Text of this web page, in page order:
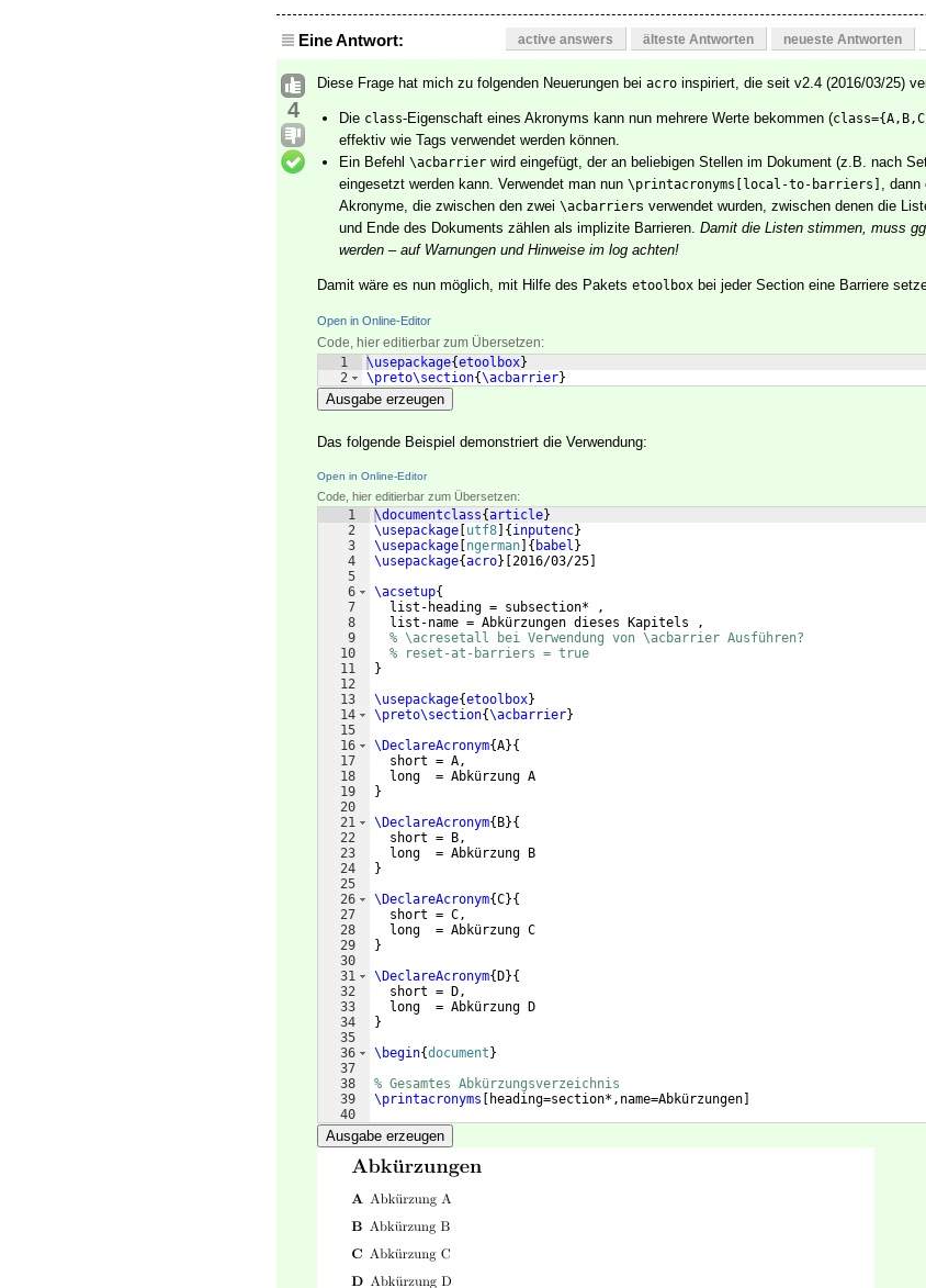
Eine Antwort: active answers älteste Antworten neueste Antworten
4
Diese Frage hat mich zu folgenden Neuerungen bei acro inspiriert, die seit v2.4 (2016/03/25)
Die class-Eigenschaft eines Akronyms kann nun mehrere Werte bekommen (
effektiv wie Tags verwendet werden können.
Ein Befehl \acbarrier wird eingefügt, der an beliebigen Stellen im Dokument (z.B. nach
eingesetzt werden kann. Verwendet man nun \printacronyms[local-to-barriers] , dann
Akronyme, die zwischen den zwei \acbarriers verwendet wurden, zwischen denen die
und Ende des Dokuments zählen als implizite Barrieren. Damit die Listen stimmen, muss
werden – auf Warnungen und Hinweise im log achten!
Damit wäre es nun möglich, mit Hilfe des Pakets etoolbox bei jeder Section eine Barriere
Open in Online-Editor
Code, hier editierbar zum Übersetzen:
1
2
\usepackage{etoolbox}
\preto\section{\acbarrier}
Ausgabe erzeugen
Das folgende Beispiel demonstriert die Verwendung:
Open in Online-Editor
Code, hier editierbar zum Übersetzen:
1
2
3
4
5
6
7
8
9
10
11
12
13
14
15
16
17
18
19
20
21
22
23
24
25
26
27
28
29
30
31
32
33
34
35
36
37
38
39
40
41
\documentclass{article}
\usepackage utf8 { inputenc}
\usepackage ngerman { babel }
\usepackage{acro} 2016/03/25
\acsetup{
  list-heading = subsection* ,
  list-name = Abkürzungen dieses Kapitels ,
% \acresetall bei Verwendung von \acbarrier Ausführen?
% reset-at-barriers = true
}
\usepackage{etoolbox}
\preto\section{\acbarrier}
\DeclareAcronym{A}{
  short = A,
  long  = Abkürzung A
}
\DeclareAcronym{ B}{
  short = B,
  long  = Abkürzung B
}
\DeclareAcronym{C}{
  short = C,
  long  = Abkürzung C
}
\DeclareAcronym{ D}{
  short = D,
  long  = Abkürzung D
}
\begin{document }
% Gesamtes Abkürzungsverzeichnis
\printacronyms
heading=section*,name=Abkürzungen
\section{Erstes Kapitel
Ausgabe erzeugen